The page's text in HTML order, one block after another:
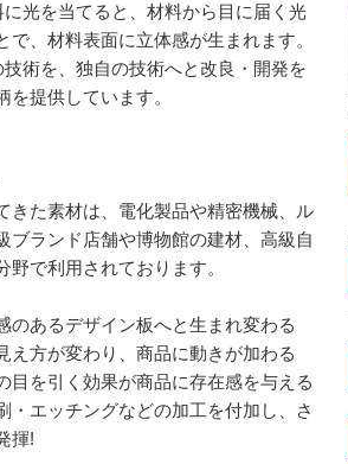
光を当てると、材料から目に届く光
で、材料表面に立体感が生まれます。
術を、独自の技術へと改良・開発を
を提供しています。
きた素材は、電化製品や精密機械、ル
ブランド店舗や博物館の建材、高級自
で利用されております。
のあるデザイン板へと生まれ変わる
え方が変わり、商品に動きが加わる
目を引く効果が商品に存在感を与える
・エッチングなどの加工を付加し、さ
揮!